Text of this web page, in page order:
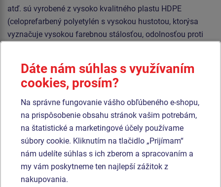
atď. sú vyrobené z vysoko kvalitného plastu HDPE
(celoprefarbený polyetylén s vysokou hustotou, ktorýsa
vyznačuje vysokou farebnou stálosťou, odolnosťou proti
úlomkami). Podesty sú vyrobené z HPL (vysokotlakový
laminát opatrený protišmykom, ktorý sa vyznačuje vysokou
farebnou stálosťou, odolnosťou proti poškriabaniu a
odolnosťou proti vode). Strecha je vyrobená z HPL
(Vysokotlakový laminát, ktorý sa vyznačuje vysokou
farebnou stálosťou, odolnosťou proti UV žiareniu a
olnosťou proti vode). Všetok spojovací materiál je
pozinkovaný alebo nerezový.
Dáte nám súhlas s využívaním
cookies, prosím?
Na správne fungovanie vášho obľúbeného e-shopu,
na prispôsobenie obsahu stránok vašim potrebám,
na štatistické a marketingové účely používame
súbory cookie. Kliknutím na tlačidlo „Prijímam“
nám udelíte súhlas s ich zberom a spracovaním a
my vám poskytneme ten najlepší zážitok z
nakupovania.